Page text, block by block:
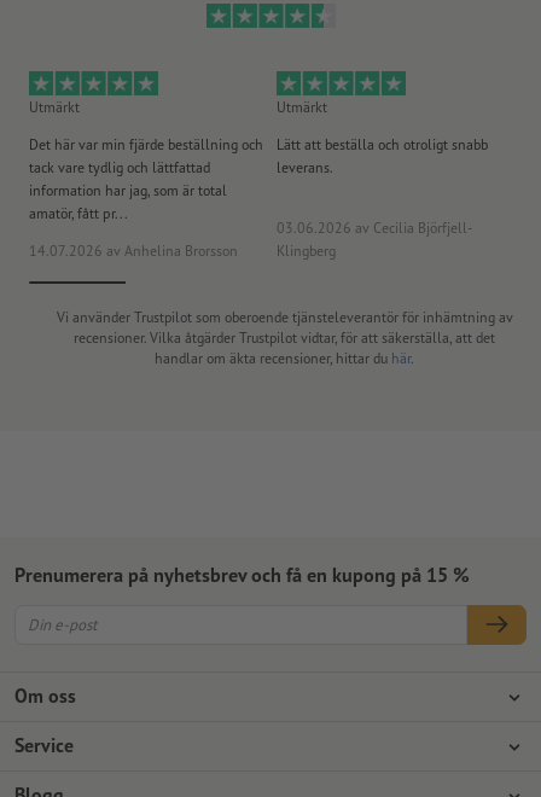
Utmärkt
Det här var min fjärde beställning och
tack vare tydlig och lättfattad
information har jag, som är total
amatör, fått pr...
14.07.2026 av Anhelina Brorsson
Utmärkt
Lätt att beställa och otroligt snabb
leverans.
03.06.2026 av Cecilia Björfjell-
Klingberg
Vi använder Trustpilot som oberoende tjänsteleverantör för inhämtning av
recensioner. Vilka åtgärder Trustpilot vidtar, för att säkerställa, att det
handlar om äkta recensioner, hittar du här.
Om oss
Företag
Service
Betalningsalternativ
Prenumerera på nyhetsbrev och få en kupong på 15 %